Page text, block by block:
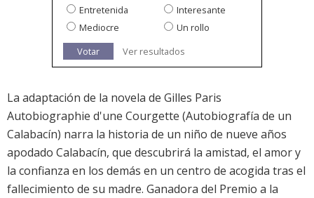
Entretenida
Interesante
Mediocre
Un rollo
Votar
Ver resultados
La adaptación de la novela de Gilles Paris
Autobiographie d'une Courgette (Autobiografía de un
Calabacín) narra la historia de un niño de nueve años
apodado Calabacín, que descubrirá la amistad, el amor y
la confianza en los demás en un centro de acogida tras el
fallecimiento de su madre. Ganadora del Premio a la